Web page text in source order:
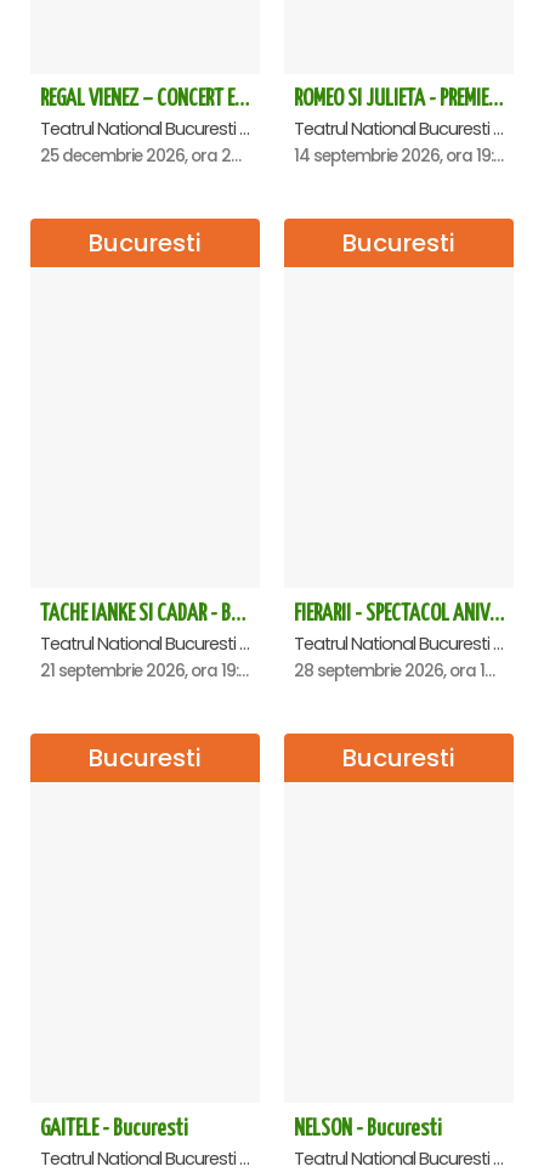
REGAL VIENEZ – CONCERT EXTRAORDINAR DE CRACIUN - Bucuresti
Teatrul National Bucuresti - Sala Ion Caramitru, Bucuresti
25 decembrie 2026, ora 20:00
ROMEO SI JULIETA - PREMIERA OFICIALA - Bucuresti
Teatrul National Bucuresti - Sala Ion Caramitru, Bucuresti
14 septembrie 2026, ora 19:00
Bucuresti
TACHE IANKE SI CADAR - Bucuresti
Teatrul National Bucuresti - Sala Ion Caramitru, Bucuresti
21 septembrie 2026, ora 19:00
Bucuresti
FIERARII - SPECTACOL ANIVERSAR GEORGE MIHĂIȚĂ
Teatrul National Bucuresti - Sala Ion Caramitru, Bucuresti
28 septembrie 2026, ora 19:00
Bucuresti
GAITELE - Bucuresti
Teatrul National Bucuresti - Sala Ion Caramitru, Bucuresti
Bucuresti
NELSON - Bucuresti
Teatrul National Bucuresti - Sala Ion Caramitru, Bucuresti